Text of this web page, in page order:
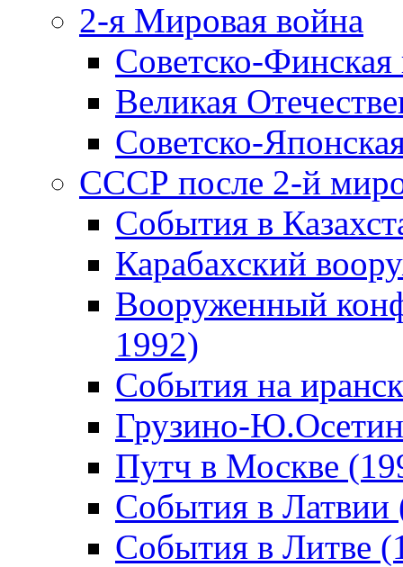
2-я Мировая война
Советско-
Великая
Советско-
СССР после 2-й
События в
Карабахский
Вооруженный
1992)
События на
Грузино-
Путч в Москве
События в Латвии
События в Литве